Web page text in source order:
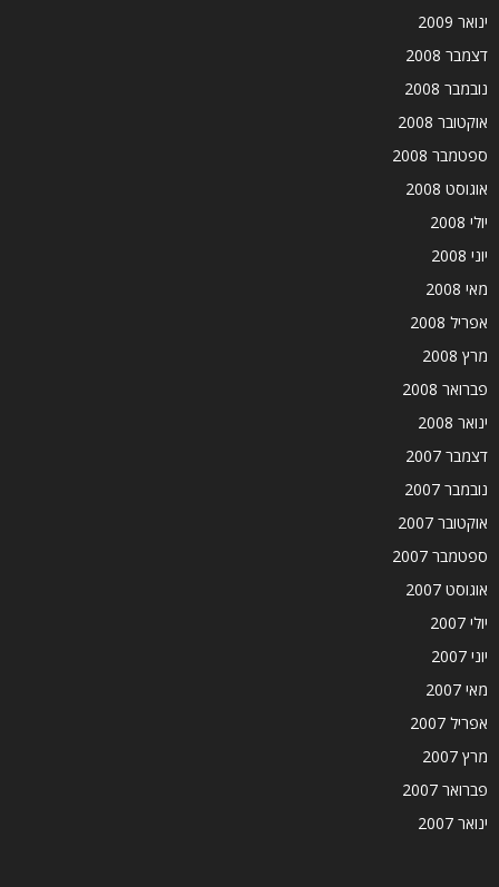
ינואר 2009
דצמבר 2008
נובמבר 2008
אוקטובר 2008
ספטמבר 2008
אוגוסט 2008
יולי 2008
יוני 2008
מאי 2008
אפריל 2008
מרץ 2008
פברואר 2008
ינואר 2008
דצמבר 2007
נובמבר 2007
אוקטובר 2007
ספטמבר 2007
אוגוסט 2007
יולי 2007
יוני 2007
מאי 2007
אפריל 2007
מרץ 2007
פברואר 2007
ינואר 2007